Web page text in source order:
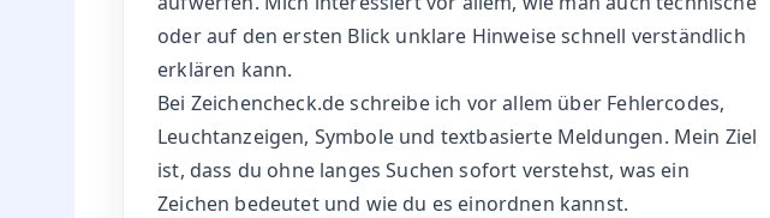
oder auf den ersten Blick unklare Hinweise schnell verständlich
erklären kann.
Bei Zeichencheck.de schreibe ich vor allem über Fehlercodes,
Leuchtanzeigen, Symbole und textbasierte Meldungen. Mein Ziel
ist, dass du ohne langes Suchen sofort verstehst, was ein
Zeichen bedeutet und wie du es einordnen kannst.